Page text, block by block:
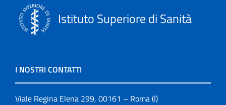
Istituto Superiore di Sanità
I NOSTRI CONTATTI
Viale Regina Elena 299, 00161 – Roma (I)